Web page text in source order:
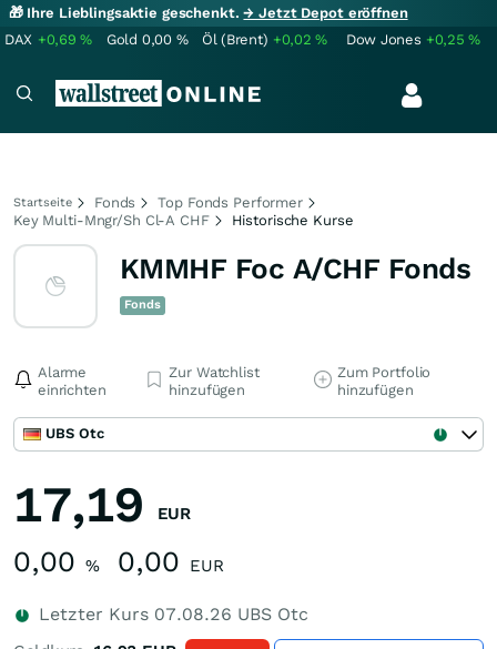
🎁 Ihre Lieblingsaktie geschenkt.→ Jetzt Depot eröffnen
DAX +0,69% Gold 0,00 % Öl (Brent) +0,02% Dow Jones +0,25%
Startseite Fonds
Top Fonds Performer
Key Multi-Mngr/Sh Cl-A CHF
Historische Kurse
KMMHF Foc A/CHF Fonds
Fonds
Alarme
einrichten
Zur Watchlist
hinzufügen
Zum Portfolio
hinzufügen
UBS Otc
17,19 EUR
0,00 % 0,00 EUR
Letzter Kurs 07.08.26 UBS Otc